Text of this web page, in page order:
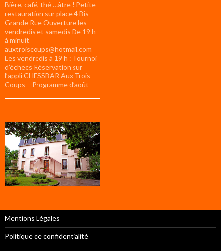
Bière, café, thé …âtre ! Petite
restauration sur place 4 Bis
Grande Rue Ouverture les
vendredis et samedis De 19 h
à minuit
auxtroiscoups@hotmail.com
Les vendredis à 19 h : Tournoi
d’échecs Réservation sur
l’appli CHESSBAR Aux Trois
Coups – Programme d’août
Mentions Légales
Politique de confidentialité